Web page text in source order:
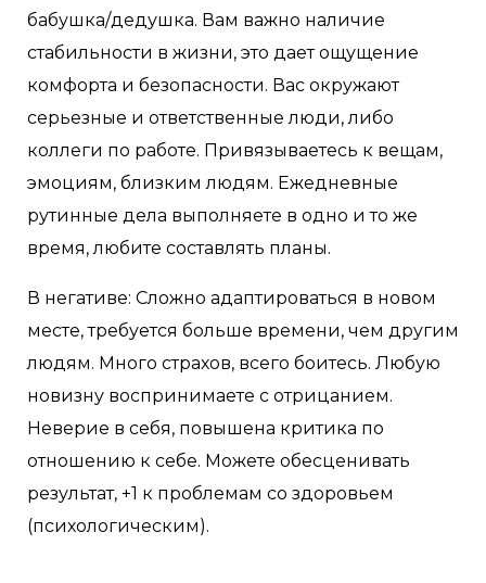
бабушка/дедушка. Вам важно наличие
стабильности в жизни, это дает ощущение
комфорта и безопасности. Вас окружают
серьезные и ответственные люди, либо
коллеги по работе. Привязываетесь к вещам,
эмоциям, близким людям. Ежедневные
рутинные дела выполняете в одно и то же
время, любите составлять планы.
В негативе: Сложно адаптироваться в новом
месте, требуется больше времени, чем другим
людям. Много страхов, всего боитесь. Любую
новизну воспринимаете с отрицанием.
Неверие в себя, повышена критика по
отношению к себе. Можете обесценивать
результат, +1 к проблемам со здоровьем
(психологическим).